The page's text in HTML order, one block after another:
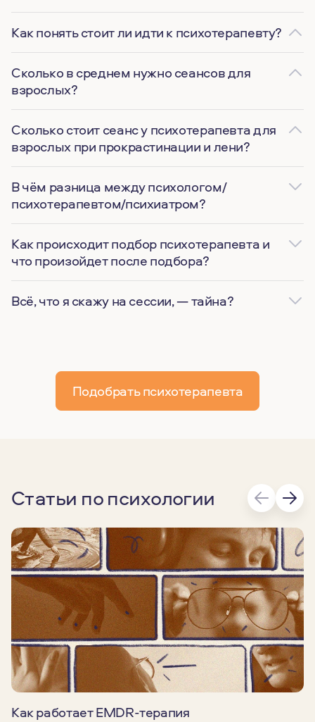
Как понять стоит ли идти к психотерапевту?
Сколько в среднем нужно сеансов для
взрослых?
Сколько стоит сеанс у психотерапевта для
взрослых при прокрастинации и лени?
В чём разница между психологом/
психотерапевтом/психиатром?
Как происходит подбор психотерапевта и
что произойдет после подбора?
Всё, что я скажу на сессии, — тайна?
Подобрать психотерапевта
Статьи по психологии
Как работает EMDR-терапия